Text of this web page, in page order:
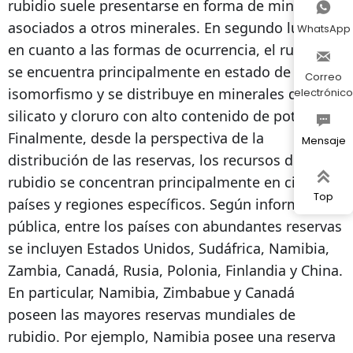
rubidio suele presentarse en forma de minerales
asociados a otros minerales. En segundo lugar,
en cuanto a las formas de ocurrencia, el rubidio
se encuentra principalmente en estado de
isomorfismo y se distribuye en minerales de
silicato y cloruro con alto contenido de potasio.
Finalmente, desde la perspectiva de la
distribución de las reservas, los recursos de
rubidio se concentran principalmente en ciertos
países y regiones específicos. Según información
pública, entre los países con abundantes reservas
se incluyen Estados Unidos, Sudáfrica, Namibia,
Zambia, Canadá, Rusia, Polonia, Finlandia y China.
En particular, Namibia, Zimbabue y Canadá
poseen las mayores reservas mundiales de
rubidio. Por ejemplo, Namibia posee una reserva

WhatsApp

Correo
electrónico

Mensaje

Top